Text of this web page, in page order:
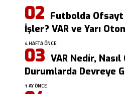
Futbolda Ofsayt
İşler? VAR ve Yarı
4 HAFTA ÖNCE
VAR Nedir, Nasıl
Durumlarda Devreye
1 AY ÖNCE